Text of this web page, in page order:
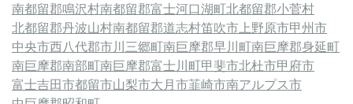
南都留郡鳴沢村南都留郡富士河口湖町北都留郡小菅村
北都留郡丹波山村南都留郡道志村笛吹市上野原市甲州市
中央市西八代郡市川三郷町南巨摩郡早川町南巨摩郡身延町
南巨摩郡南部町南巨摩郡富士川町甲斐市北杜市甲府市
富士吉田市都留市山梨市大月市韮崎市南アルプス市